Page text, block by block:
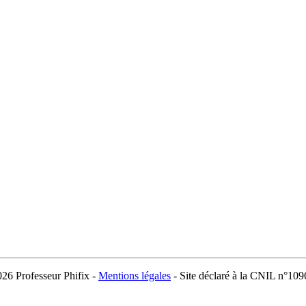
Professeur Phifix - Mentions légales - Site déclaré à la CNIL